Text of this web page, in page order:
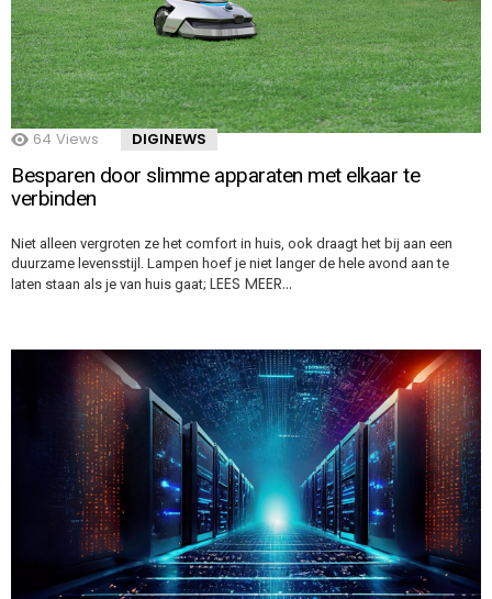
64 Views DIGINEWS
Besparen door slimme apparaten met elkaar te
verbinden
Niet alleen vergroten ze het comfort in huis, ook draagt het bij aan een
duurzame levensstijl. Lampen hoef je niet langer de hele avond aan te
laten staan als je van huis gaat; LEES MEER…